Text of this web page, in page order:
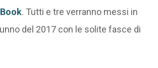
. Tutti e tre verranno messi in
del 2017 con le solite fasce di